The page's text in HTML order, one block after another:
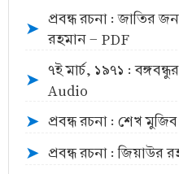
➤
প্রবন্ধ রচনা : জাতির
রহমান - PDF
➤
৭ই মার্চ, ১৯৭১ :
Audio
➤ প্রবন্ধ রচনা : শেখ
➤ প্রবন্ধ রচনা : জিয়াউর